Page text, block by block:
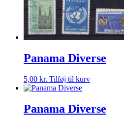
Panama Diverse
5,00 kr. Tilføj til kurv
Panama Diverse